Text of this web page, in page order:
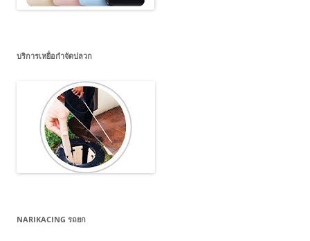
บริการเหยื่อกำจัดปลวก
NARIKACING รถยก